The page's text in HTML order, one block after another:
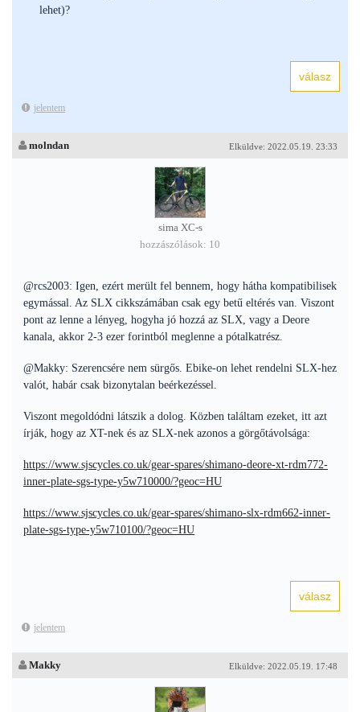
lehet)?
jelentem
Elküldve: 2022.05.19. 23:33
molndan
sima XC-s
hozzászólások: 10
@rcs2003: Igen, ezért merült fel bennem, hogy hátha kompatibilisek
egymással. Az SLX cikkszámában csak egy betű eltérés van. Viszont
pont az lenne a lényeg, hogyha jó hozzá az SLX, vagy a Deore
kanala, akkor 2-3 ezer forintból meglenne a pótalkatrész.
@Makky: Szerencsére nem sürgős. Ebike-on lehet rendelni SLX-hez
valót, habár csak bizonytalan beérkezéssel.
Viszont megoldódni látszik a dolog. Közben találtam ezeket, itt azt
írják, hogy az XT-nek és az SLX-nek azonos a görgőtávolsága:
https://www.sjscycles.co.uk/gear-spares/shimano-deore-xt-rdm772-
inner-plate-sgs-type-y5w710000/?geoc=HU
https://www.sjscycles.co.uk/gear-spares/shimano-slx-rdm662-inner-
plate-sgs-type-y5w710100/?geoc=HU
jelentem
Elküldve: 2022.05.19. 17:48
Makky